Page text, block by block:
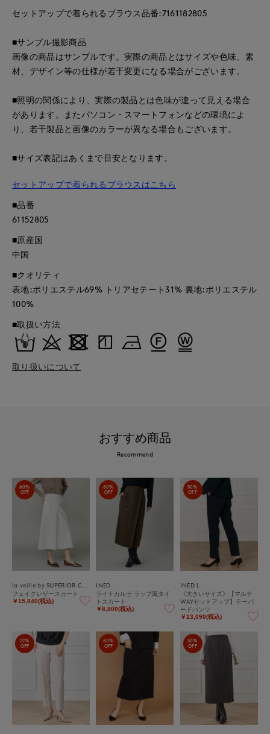
セットアップで着られるブラウス品番:7161182805
■サンプル撮影商品
画像の商品はサンプルです。実際の商品とはサイズや色味、素
材、デザイン等の仕様が若干変更になる場合がございます。
■照明の関係により、実際の製品とは色味が違って見える場合
があります。またパソコン・スマートフォンなどの環境によ
り、若干製品と画像のカラーが異なる場合もございます。
■サイズ表記はあくまで目安となります。
セットアップで着られるブラウスはこちら
■品番
61152805
■原産国
中国
■クオリティ
表地:ポリエステル69% トリアセテート31% 裏地:ポリエステル
100%
■取扱い方法
取り扱いについて
おすすめ商品
Recommend
60%
OFF
フェイクレザースカート
￥15,840(税込)
60%
OFF
INED
ライトカルゼ ラップ風タイ
トスカート
￥8,800(税込)
50%
OFF
INED L
《大きいサイズ》【マルチ
WAYセットアップ】テーパ
ードパンツ
￥13,090(税込)
22%
OFF
60%
OFF
50%
OFF